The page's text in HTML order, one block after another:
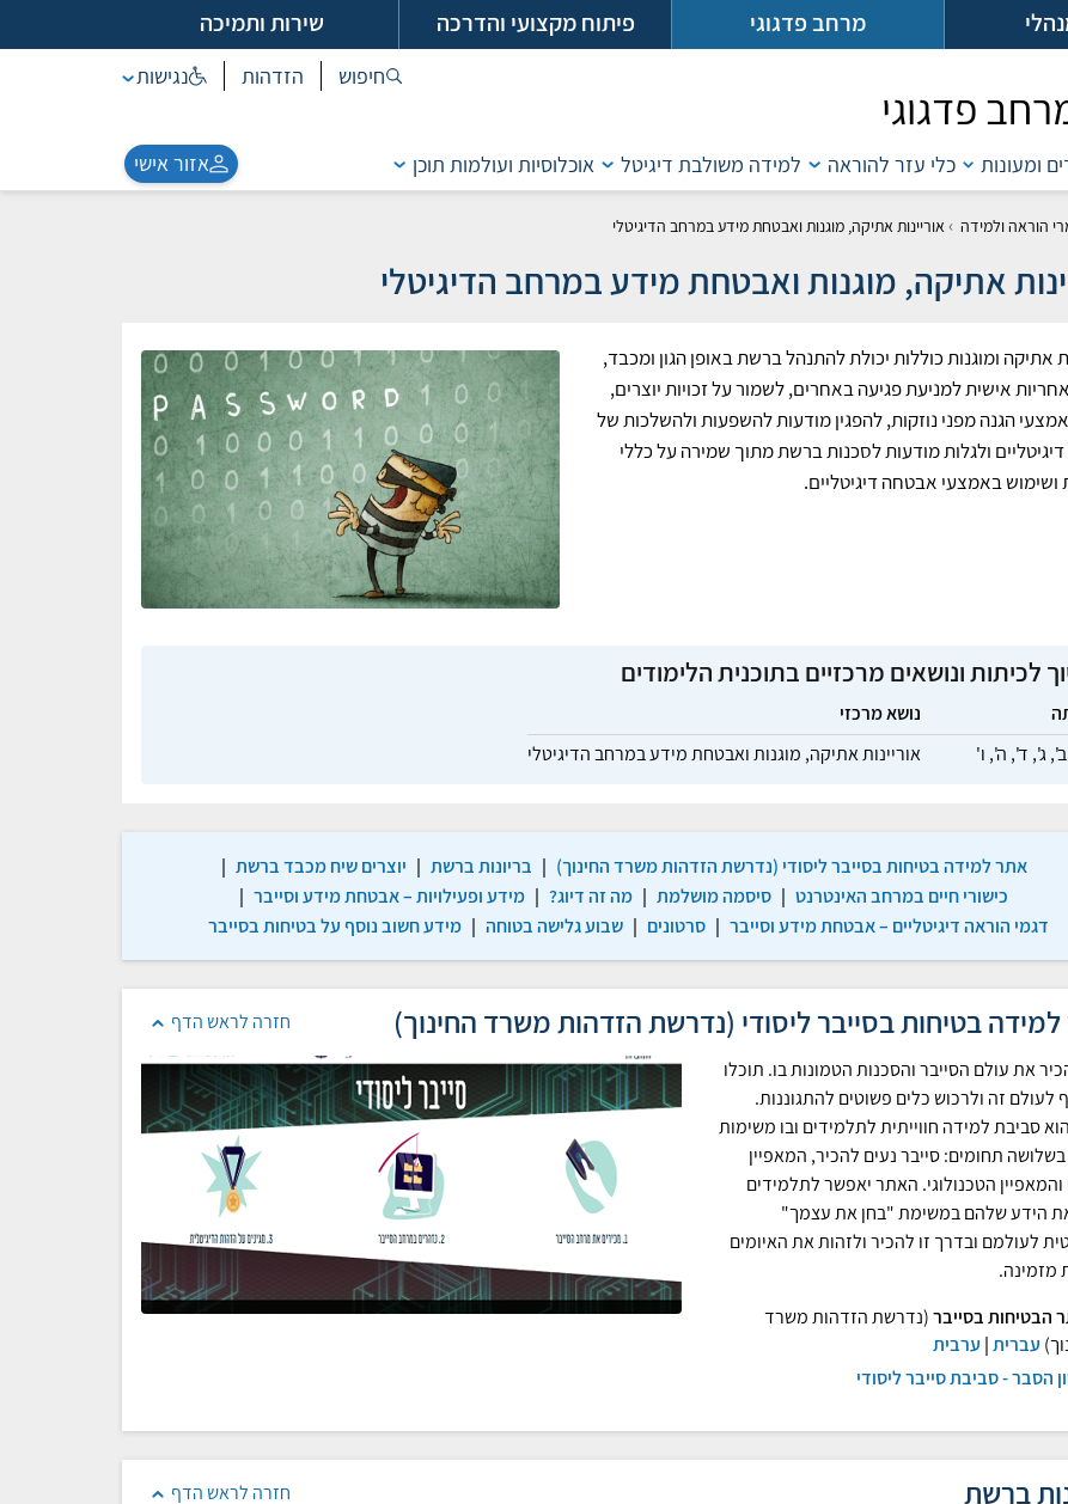
מרחב פדגוגי פיתוח מקצועי והדרכה שירות ותמיכה
פדגוגי
חיפוש הזדהות נגישות
ומעונות כלי עזר להוראה למידה משולבת דיגיטל אוכלוסיות ועולמות תוכן אזור אישי
הוראה ולמידה › אוריינות אתיקה, מוגנות ואבטחת מידע במרחב הדיגיטלי
אתיקה, מוגנות ואבטחת מידע במרחב הדיגיטלי
אתיקה ומוגנות כוללות יכולת להתנהל ברשת באופן הגון ומכבד,
אישית למניעת פגיעה באחרים, לשמור על זכויות יוצרים,
הגנה מפני נוזקות, להפגין מודעות להשפעות ולהשלכות של
ולגלות מודעות לסכנות ברשת מתוך שמירה על כללי
ושימוש באמצעי אבטחה דיגיטליים.
לכיתות ונושאים מרכזיים בתוכנית הלימודים
נושא מרכזי
ב',ג', ד', ה', ו' אוריינות אתיקה, מוגנות ואבטחת מידע במרחב הדיגיטלי
אתר למידה בטיחות בסייבר ליסודי (נדרשת הזדהות משרד החינוך) | בריונות ברשת | יוצרים שיח מכבד ברשת |
כישורי חיים במרחב האינטרנט | סיסמה מושלמת | מה זה דיוג? | מידע ופעילויות – אבטחת מידע וסייבר |
דגמי הוראה דיגיטליים – אבטחת מידע וסייבר | סרטונים | שבוע גלישה בטוחה | מידע חשוב נוסף על בטיחות בסייבר
חזרה לראש הדף בטיחות בסייבר ליסודי (נדרשת הזדהות משרד החינוך)
את עולם הסייבר והסכנות הטמונות בו. תוכלו
לעולם זה ולרכוש כלים פשוטים להתגוננות.
סביבת למידה חווייתית לתלמידים ובו משימות
תחומים: סייבר נעים להכיר, המאפיין
והמאפיין הטכנולוגי. האתר יאפשר לתלמידים
הידע שלהם במשימת "בחן את עצמך"
לעולמם ובדרך זו להכיר ולזהות את האיומים
הבטיחות בסייבר(נדרשת הזדהות משרד
עברית| ערבית
הסבר - סביבת סייבר ליסודי
חזרה לראש הדף ברשת